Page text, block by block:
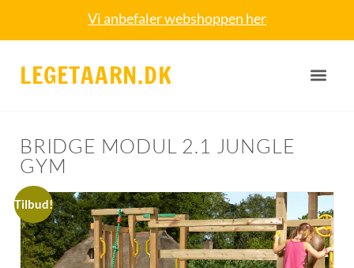
Vi anbefaler webshoppen her
LEGETAARN.DK
BRIDGE MODUL 2.1 JUNGLE
GYM
Tilbud!